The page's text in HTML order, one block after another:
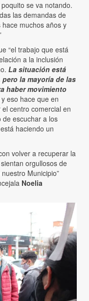
se va notando.
las demandas de
muchos años y
“el trabajo que está
a la inclusión
La situación está
la mayoría de las
haber movimiento
y eso hace que en
centro comercial en
de escuchar a los
haciendo un
volver a recuperar la
orgullosos de
Municipio”
Noelia